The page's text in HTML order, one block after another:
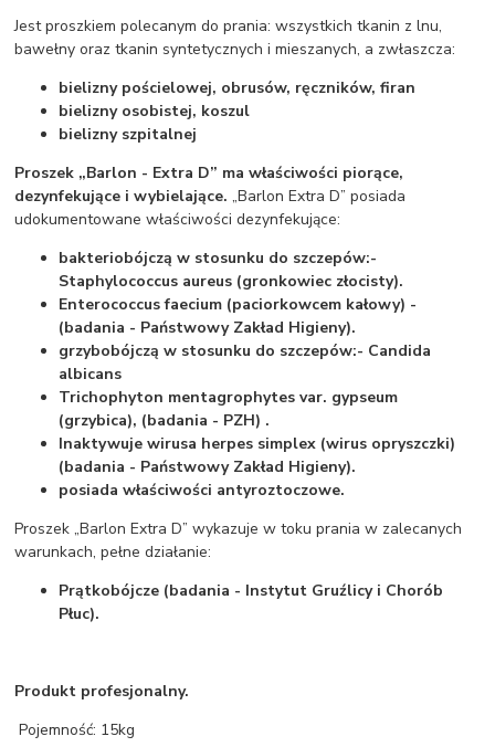
Jest proszkiem polecanym do prania: wszystkich tkanin z lnu,
bawełny oraz tkanin syntetycznych i mieszanych, a zwłaszcza:
bielizny pościelowej, obrusów, ręczników, firan
bielizny osobistej, koszul
bielizny szpitalnej
Proszek „Barlon - Extra D” ma właściwości piorące,
dezynfekujące i wybielające. „Barlon Extra D” posiada
udokumentowane właściwości dezynfekujące:
bakteriobójczą w stosunku do szczepów:-
Staphylococcus aureus (gronkowiec złocisty).
Enterococcus faecium (paciorkowcem kałowy) -
(badania - Państwowy Zakład Higieny).
grzybobójczą w stosunku do szczepów:- Candida
albicans
Trichophyton mentagrophytes var. gypseum
(grzybica), (badania - PZH) .
Inaktywuje wirusa herpes simplex (wirus opryszczki)
(badania - Państwowy Zakład Higieny).
posiada właściwości antyroztoczowe.
Proszek „Barlon Extra D” wykazuje w toku prania w zalecanych
warunkach, pełne działanie:
Prątkobójcze (badania - Instytut Gruźlicy i Chorób
Płuc).
Produkt profesjonalny.
Pojemność: 15kg